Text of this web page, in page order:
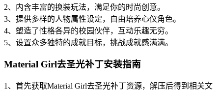
2、内含丰富的换装玩法，满足你的时尚创意。
3、提供多样的人物属性设定，自由培养心仪角色。
4、塑造了性格各异的校园伙伴，互动乐趣无穷。
5、设置众多独特的成就目标，挑战成就感满满。
Material Girl去圣光补丁安装指南
1、首先获取Material Girl去圣光补丁资源，解压后得到相关文